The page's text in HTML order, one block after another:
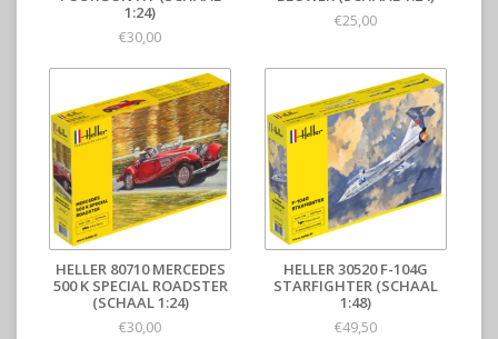
1:24)
€30,00
€25,00
HELLER 80710 MERCEDES
500 K SPECIAL ROADSTER
(SCHAAL 1:24)
€30,00
HELLER 30520 F-104G
STARFIGHTER (SCHAAL
1:48)
€49,50